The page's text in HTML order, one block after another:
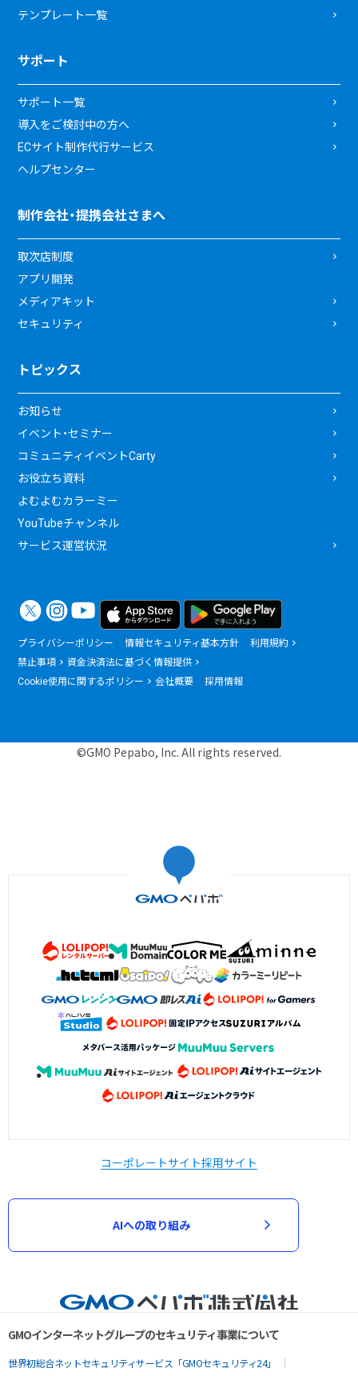
テンプレート一覧
サポート
サポート一覧
導入をご検討中の方へ
ECサイト制作代行サービス
ヘルプセンター
制作会社・提携会社さまへ
取次店制度
アプリ開発
メディアキット
セキュリティ
トピックス
お知らせ
イベント・セミナー
コミュニティイベントCarty
お役立ち資料
よむよむカラーミー
YouTubeチャンネル
サービス運営状況
プライバシーポリシー 情報セキュリティ基本方針
利用規約
禁止事項
資金決済法に基づく情報提供
Cookie使用に関するポリシー
会社概要 採用情報
©GMO Pepabo, Inc. All rights reserved.
コーポレートサイト採用サイト
AIへの取り組み
GMOインターネットグループのセキュリティ事業について
世界初総合ネットセキュリティサービス「GMOセキュリティ24」